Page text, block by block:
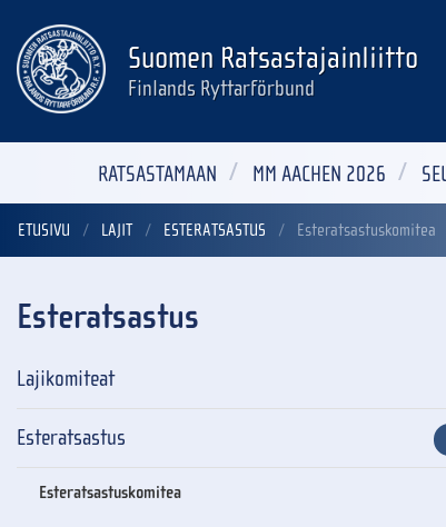
Suomen Ratsastajainliitto
Finlands Ryttarförbund
RATSASTAMAAN MM AACHEN 2026
ETUSIVU LAJIT ESTERATSASTUS Esteratsastuskomitea
Esteratsastus
Lajikomiteat
Esteratsastus
Esteratsastuskomitea